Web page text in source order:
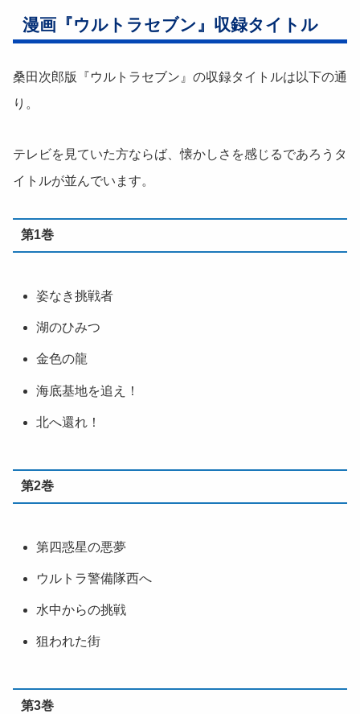
漫画『ウルトラセブン』収録タイトル
桑田次郎版『ウルトラセブン』の収録タイトルは以下の通
り。
テレビを見ていた方ならば、懐かしさを感じるであろうタ
イトルが並んでいます。
第1巻
姿なき挑戦者
湖のひみつ
金色の龍
海底基地を追え！
北へ還れ！
第2巻
第四惑星の悪夢
ウルトラ警備隊西へ
水中からの挑戦
狙われた街
第3巻